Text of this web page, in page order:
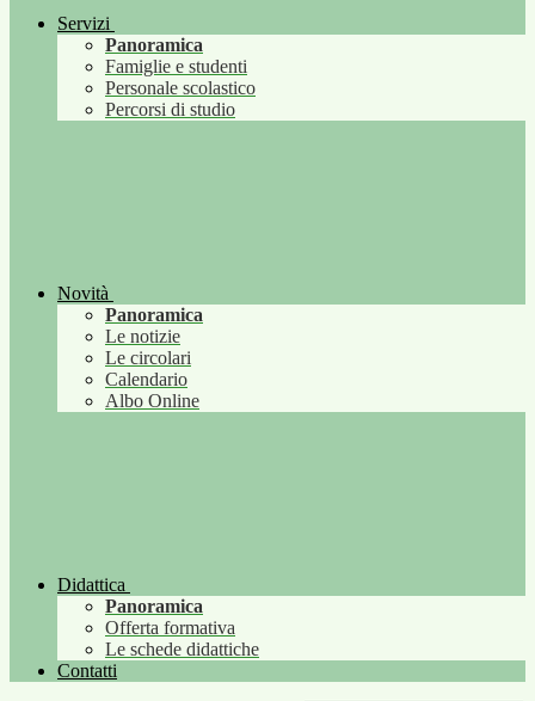
Servizi
Panoramica
Famiglie e studenti
Personale scolastico
Percorsi di studio
Novità
Panoramica
Le notizie
Le circolari
Calendario
Albo Online
Didattica
Panoramica
Offerta formativa
Le schede didattiche
Contatti